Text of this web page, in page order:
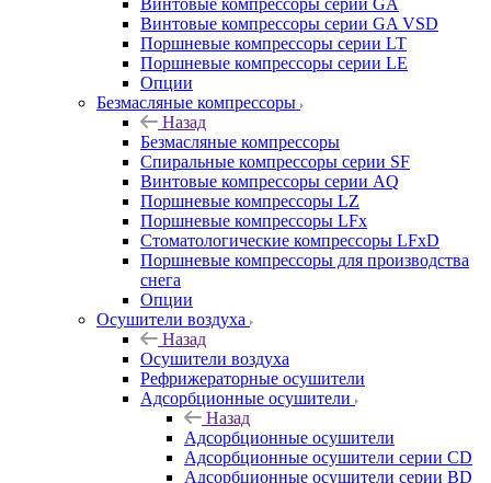
Винтовые компрессоры cерии GA
Винтовые компрессоры cерии GA VSD
Поршневые компрессоры серии LT
Поршневые компрессоры серии LE
Опции
Безмасляные компрессоры
Назад
Безмасляные компрессоры
Спиральные компрессоры серии SF
Винтовые компрессоры серии AQ
Поршневые компрессоры LZ
Поршневые компрессоры LFx
Стоматологические компрессоры LFxD
Поршневые компрессоры для производства
снега
Опции
Осушители воздуха
Назад
Осушители воздуха
Рефрижераторные осушители
Адсорбционные осушители
Назад
Адсорбционные осушители
Адсорбционные осушители серии CD
Адсорбционные осушители серии BD